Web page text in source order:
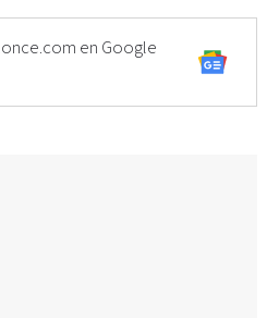
en Google